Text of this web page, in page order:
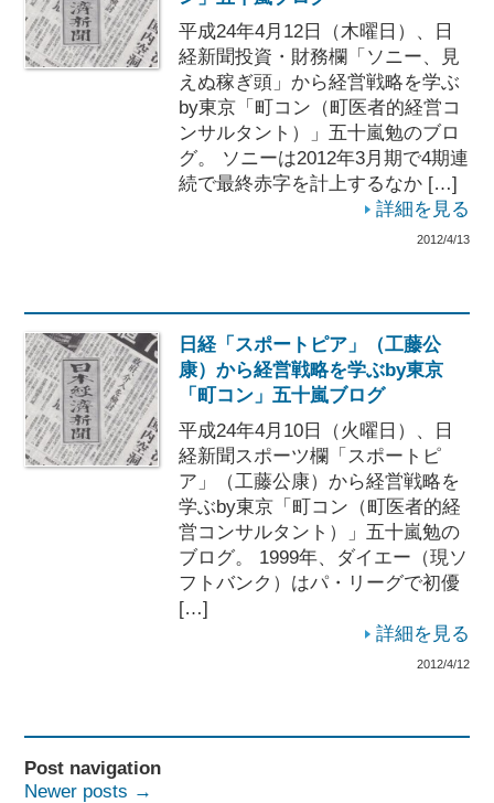
平成24年4月12日（木曜日）、日
経新聞投資・財務欄「ソニー、見
えぬ稼ぎ頭」から経営戦略を学ぶ
by東京「町コン（町医者的経営コ
ンサルタント）」五十嵐勉のブロ
グ。 ソニーは2012年3月期で4期連
続で最終赤字を計上するなか […]
詳細を見る
2012/4/13
日経「スポートピア」（工藤公
康）から経営戦略を学ぶby東京
「町コン」五十嵐ブログ
平成24年4月10日（火曜日）、日
経新聞スポーツ欄「スポートピ
ア」（工藤公康）から経営戦略を
学ぶby東京「町コン（町医者的経
営コンサルタント）」五十嵐勉の
ブログ。 1999年、ダイエー（現ソ
フトバンク）はパ・リーグで初優
[…]
詳細を見る
2012/4/12
Post navigation
Newer posts →